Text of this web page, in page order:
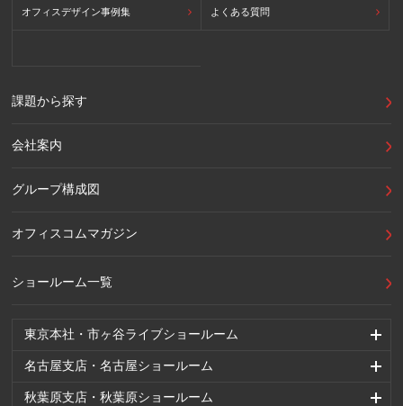
東京本社・市ヶ谷ライブショールーム
名古屋支店・名古屋ショールーム
秋葉原支店・秋葉原ショールーム
オフィスデザイン事例集 よくある質問
課題から探す
会社案内
グループ構成図
オフィスコムマガジン
ショールーム一覧